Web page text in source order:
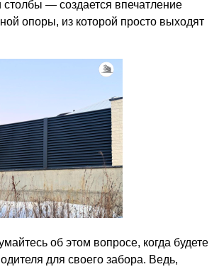
— создается впечатление
опоры, из которой просто выходят
об этом вопросе, когда будете
для своего забора. Ведь,